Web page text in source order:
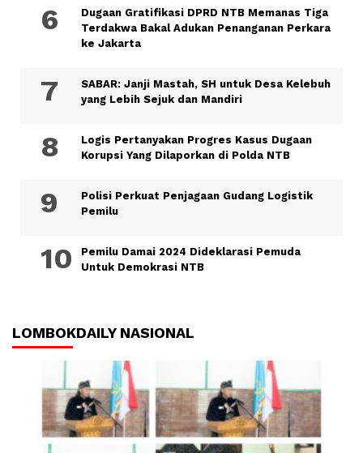
Dugaan Gratifikasi DPRD NTB Memanas Tiga
Terdakwa Bakal Adukan Penanganan Perkara
ke Jakarta
SABAR: Janji Mastah, SH untuk Desa Kelebuh
yang Lebih Sejuk dan Mandiri
Logis Pertanyakan Progres Kasus Dugaan
Korupsi Yang Dilaporkan di Polda NTB
Polisi Perkuat Penjagaan Gudang Logistik
Pemilu
Pemilu Damai 2024 Dideklarasi Pemuda
Untuk Demokrasi NTB
LOMBOKDAILY NASIONAL